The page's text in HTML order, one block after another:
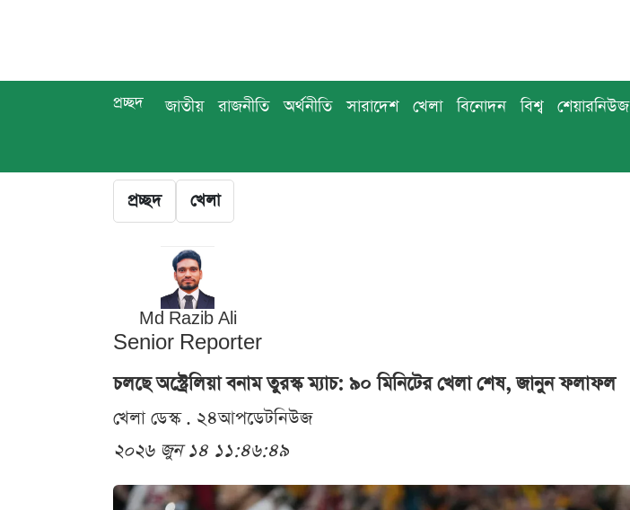
প্রচ্ছদ জাতীয় রাজনীতি অর্থনীতি সারাদেশ খেলা বিনোদন বিশ্ব শেয়ারনিউজ
প্রচ্ছদ খেলা
Md Razib Ali
Senior Reporter
চলছে অস্ট্রেলিয়া বনাম তুরস্ক ম্যাচ: ৯০ মিনিটের খেলা শেষ, জানুন ফলাফল
খেলা ডেস্ক . ২৪আপডেটনিউজ
২০২৬ জুন ১৪ ১১:৪৬:৪৯